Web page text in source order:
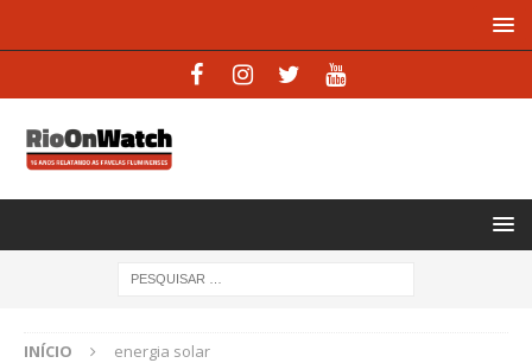
INÍCIO energia solar